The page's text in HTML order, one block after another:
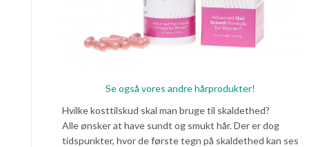
Se også vores andre hårprodukter!
Hvilke kosttilskud skal man bruge til skaldethed?
Alle ønsker at have sundt og smukt hår. Der er dog
tidspunkter, hvor de første tegn på skaldethed kan ses